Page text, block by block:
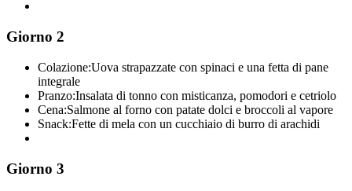
Giorno 2
Colazione:Uova strapazzate con spinaci e una fetta di pane
integrale
Pranzo:Insalata di tonno con misticanza, pomodori e cetriolo
Cena:Salmone al forno con patate dolci e broccoli al vapore
Snack:Fette di mela con un cucchiaio di burro di arachidi
Giorno 3